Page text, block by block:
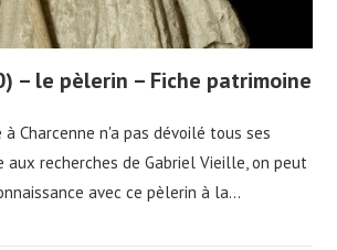
– le pèlerin – Fiche patrimoine
Charcenne n'a pas dévoilé tous ses
aux recherches de Gabriel Vieille, on peut
avec ce pèlerin à la…